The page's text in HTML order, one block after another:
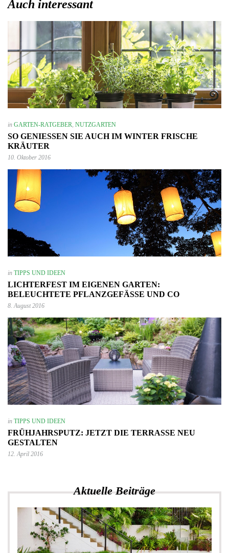
Auch interessant
in GARTEN-RATGEBER, NUTZGARTEN
SO GENIESSEN SIE AUCH IM WINTER FRISCHE K
RÄUTER
10. Oktober 2016
in TIPPS UND IDEEN
LICHTERFEST IM EIGENEN GARTEN:
BELEUCHTETE PFLANZGEFÄSSE UND CO
8. August 2016
in TIPPS UND IDEEN
FRÜHJAHRSPUTZ: JETZT DIE TERRASSE NEU
GESTALTEN
12. April 2016
Aktuelle Beiträge